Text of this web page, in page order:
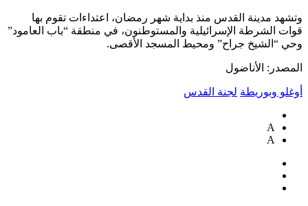
وتشهد مدينة القدس منذ بداية شهر رمضان، اعتداءات تقوم بها
قوات الشرطة الإسرائيلية والمستوطنون، في منطقة “باب العامود”
وحي “الشيخ جراح” ومحيط المسجد الأقصى.
المصدر: الأناضول
أوغلو وبوريطة لجنة القدس
A
A